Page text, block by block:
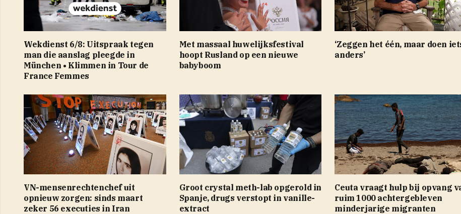
Wekdienst 6/8: Uitspraak tegen
man die aanslag pleegde in
München • Klimmen in Tour de
France Femmes
Met massaal huwelijksfestival
hoopt Rusland op een nieuwe
babyboom
‘Zeggen het één, maar doen
anders’
VN-mensenrechtenchef uit
opnieuw zorgen: sinds maart
zeker 56 executies in Iran
Groot crystal meth-lab opgerold in
Spanje, drugs verstopt in vanille-
extract
Ceuta vraagt hulp bij opvang
ruim 1000 achtergebleven
minderjarige migranten